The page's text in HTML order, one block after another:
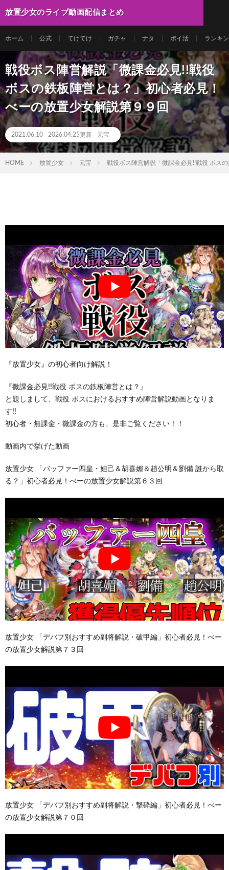
放置少女のライブ動画配信まとめ
ホーム 公式 てけてけ ガチャ ナタ ポイ活 ランキ
戦役ボス陣営解説「微課金必見!!戦役
ボスの鉄板陣営とは？」初心者必見！
べーの放置少女解説第９９回
2021.06.10 2026.04.25更新 元宝
HOME 放置少女 元宝 戦役ボス陣営解説「微課金必見!!戦役 ボス
『放置少女』の初心者向け解説！
『微課金必見!!戦役 ボスの鉄板陣営とは？』
と題しまして、戦役 ボスにおけるおすすめ陣営解説動画となりま
す!!
初心者・無課金・微課金の方も、是非ご覧ください！！
動画内で挙げた動画
放置少女 「バッファー四皇・妲己＆胡喜媚＆趙公明＆劉備 誰から取
る？」初心者必見！べーの放置少女解説第６３回
放置少女 「デバフ別おすすめ副将解説・破甲編」初心者必見！べー
の放置少女解説第７３回
放置少女 「デバフ別おすすめ副将解説・撃砕編」初心者必見！べー
の放置少女解説第７０回